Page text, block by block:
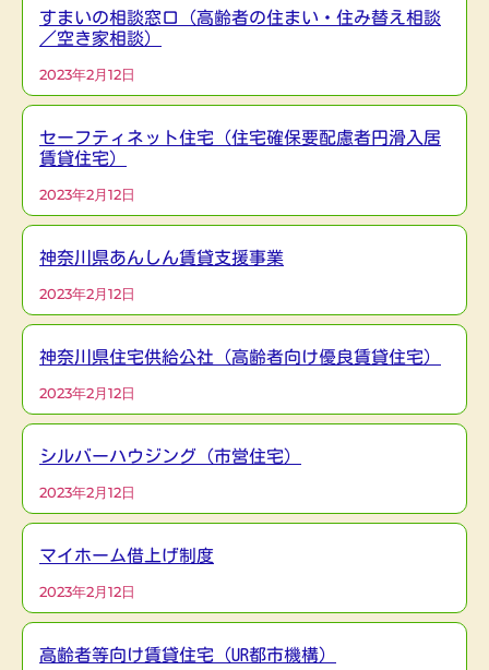
すまいの相談窓口（高齢者の住まい・住み替え相談
／空き家相談）
2023年2月12日
セーフティネット住宅（住宅確保要配慮者円滑入居
賃貸住宅）
2023年2月12日
神奈川県あんしん賃貸支援事業
2023年2月12日
神奈川県住宅供給公社（高齢者向け優良賃貸住宅）
2023年2月12日
シルバーハウジング（市営住宅）
2023年2月12日
マイホーム借上げ制度
2023年2月12日
高齢者等向け賃貸住宅（UR都市機構）